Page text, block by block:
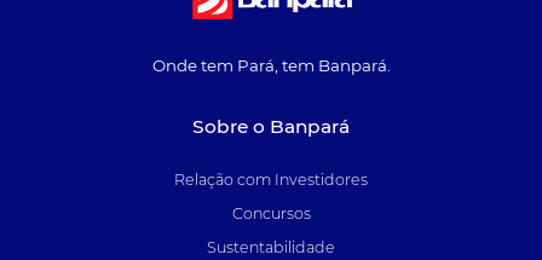
Onde tem Pará, tem Banpará.
Sobre o Banpará
Relação com Investidores
Concursos
Sustentabilidade